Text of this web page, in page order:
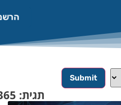
תגית: Microsoft 365